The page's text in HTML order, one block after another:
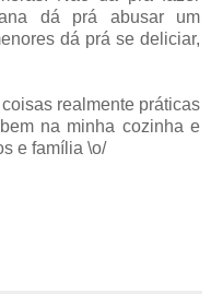
dá prá abusar um
dá prá se deliciar,
realmente práticas
na minha cozinha e
e família \o/